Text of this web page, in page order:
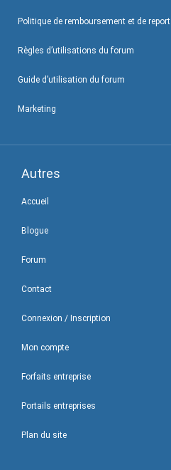
Politique de remboursement et de report
Règles d’utilisations du forum
Guide d’utilisation du forum
Marketing
Autres
Accueil
Blogue
Forum
Contact
Connexion / Inscription
Mon compte
Forfaits entreprise
Portails entreprises
Plan du site